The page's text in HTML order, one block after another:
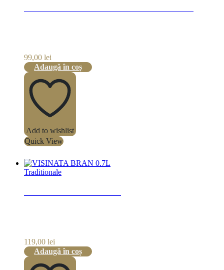
99,00 lei
Adaugă în coș
Add to wishlist
Quick View
Traditionale
119,00 lei
Adaugă în coș